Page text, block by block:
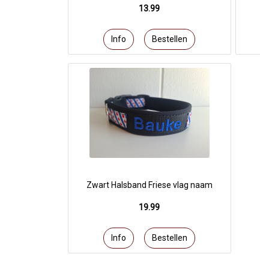
13.99
Zwart Halsband Friese vlag naam
19.99